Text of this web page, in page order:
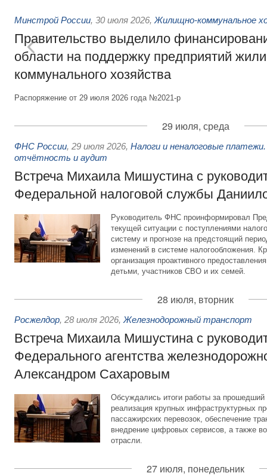
Минстрой России, 30 июля 2026, Жилищно-коммунальное
Правительство выделило
области на поддержку предприятий
коммунального хозяйства
Распоряжение от 29 июля 2026 года №2021-р
29 июля, среда
ФНС России, 29 июля 2026, Налоги и неналоговые
отчётность и аудит
Встреча Михаила Мишустина с
Федеральной налоговой службы
Руководитель ФНС проинформировал
текущей ситуации с поступлениями
систему и прогнозе на предстоящий
изменений в системе налогообложения.
организация проактивного
детьми, участников СВО и их семей.
28 июля, вторник
Росжелдор, 28 июля 2026, Железнодорожный транспорт
Встреча Михаила Мишустина с
Федерального агентства
Александром Сахаровым
Обсуждались итоги работы за
реализация крупных инфраструктурных
пассажирских перевозок, обеспечение
внедрение цифровых сервисов, а также
отрасли.
27 июля, понедельник